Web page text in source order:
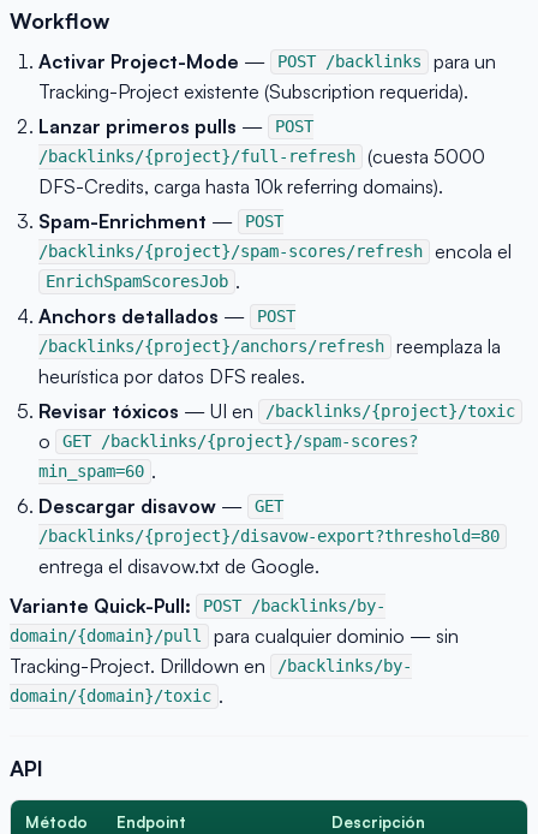
Workflow
Activar Project-Mode — POST /backlinks
para un
Tracking-Project existente (Subscription requerida).
Lanzar primeros pulls —
POST
/backlinks/{project}/full-refresh
(cuesta 5000
DFS-Credits, carga hasta 10k referring domains).
Spam-Enrichment —
POST
/backlinks/{project}/spam-scores/refresh
encola el
EnrichSpamScoresJob .
Anchors detallados —
POST
/backlinks/{project}/anchors/refresh
reemplaza la
heurística por datos DFS reales.
Revisar tóxicos — UI en /backlinks/{project}/toxic
o
GET /backlinks/{project}/spam-scores?
min_spam=60 .
Descargar disavow —
GET
/backlinks/{project}/disavow-export?threshold=80
entrega el disavow.txt de Google.
Variante Quick-Pull:
POST /backlinks/by-
domain/{domain}/pull
para cualquier dominio — sin
Tracking-Project. Drilldown en
/backlinks/by-
domain/{domain}/toxic .
API
Método Endpoint Descripción